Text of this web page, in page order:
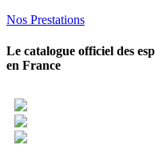
Nos Prestations
Le catalogue officiel des
en France